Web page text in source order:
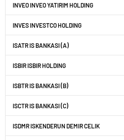
INVEO INVEO YATIRIM HOLDING
INVES INVESTCO HOLDING
ISATR IS BANKASI (A)
ISBIR ISBIR HOLDING
ISBTR IS BANKASI (B)
ISCTR IS BANKASI (C)
ISDMR ISKENDERUN DEMIR CELIK